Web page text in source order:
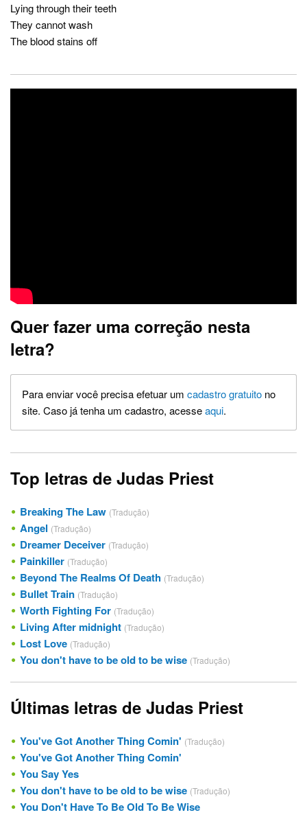
Lying through their teeth
They cannot wash
The blood stains off
Quer fazer uma correção nesta
letra?
Para enviar você precisa efetuar um cadastro gratuito no
site. Caso já tenha um cadastro, acesseaqui.
Top letras de Judas Priest
Breaking The Law (Tradução)
Angel (Tradução)
Dreamer Deceiver (Tradução)
Painkiller (Tradução)
Beyond The Realms Of Death (Tradução)
Bullet Train (Tradução)
Worth Fighting For (Tradução)
Living After midnight (Tradução)
Lost Love (Tradução)
You don't have to be old to be wise (Tradução)
Últimas letras de Judas Priest
You've Got Another Thing Comin' (Tradução)
You've Got Another Thing Comin'
You Say Yes
You don't have to be old to be wise (Tradução)
You Don't Have To Be Old To Be Wise